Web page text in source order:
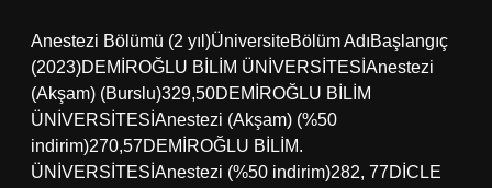
Anestezi Bölümü (2 yıl)ÜniversiteBölüm AdıBaşlangıç ​​
(2023)DEMİROĞLU BİLİM ÜNİVERSİTESİAnestezi
(Akşam) (Burslu)329,50DEMİROĞLU BİLİM
ÜNİVERSİTESİAnestezi (Akşam) (%50
indirim)270,57DEMİROĞLU BİLİM.
ÜNİVERSİTESİAnestezi (%50 indirim)282, 77DİCLE